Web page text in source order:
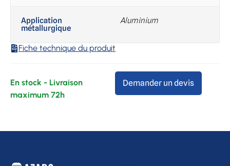
Application
métallurgique
Aluminium
Fiche technique du produit
Demander un devis